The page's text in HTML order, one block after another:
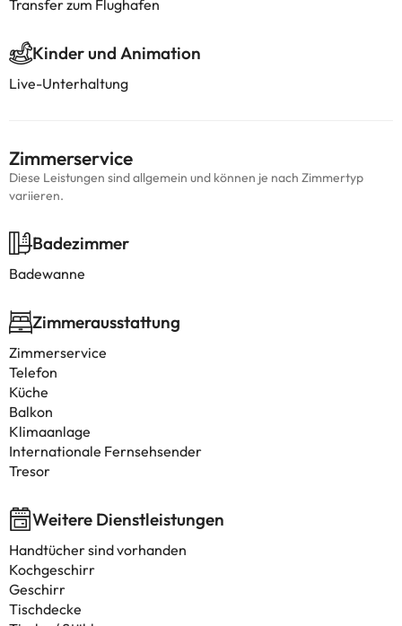
Transfer zum Flughafen
Kinder und Animation
Live-Unterhaltung
Zimmerservice
Diese Leistungen sind allgemein und können je nach Zimmertyp
variieren.
Badezimmer
Badewanne
Zimmerausstattung
Zimmerservice
Telefon
Küche
Balkon
Klimaanlage
Internationale Fernsehsender
Tresor
Weitere Dienstleistungen
Handtücher sind vorhanden
Kochgeschirr
Geschirr
Tischdecke